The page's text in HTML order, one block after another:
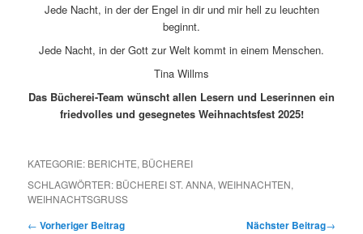
Jede Nacht, in der der Engel in dir und mir hell zu leuchten
beginnt.
Jede Nacht, in der Gott zur Welt kommt in einem Menschen.
Tina Willms
Das Bücherei-Team wünscht allen Lesern und Leserinnen ein
friedvolles und gesegnetes Weihnachtsfest 2025!
KATEGORIE: BERICHTE, BÜCHEREI
SCHLAGWÖRTER: BÜCHEREI ST. ANNA,WEIHNACHTEN,
WEIHNACHTSGRUSS
← Vorheriger Beitrag Nächster Beitrag→